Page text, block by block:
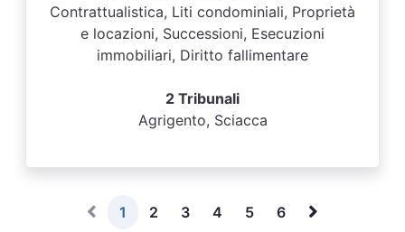
Contrattualistica, Liti condominiali, Proprietà
e locazioni, Successioni, Esecuzioni
immobiliari, Diritto fallimentare
2 Tribunali
Agrigento, Sciacca
1 2 3 4 5
6